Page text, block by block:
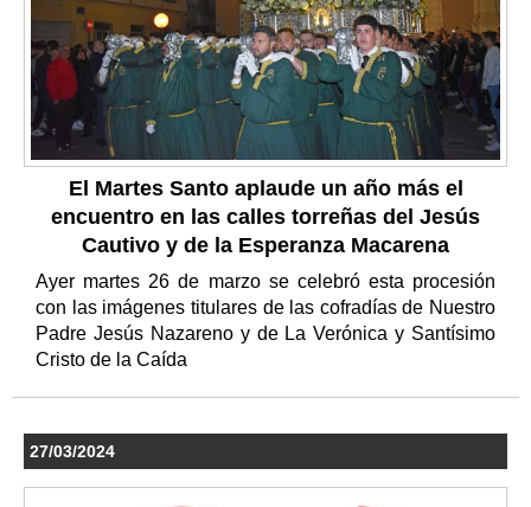
El Martes Santo aplaude un año más el
encuentro en las calles torreñas del Jesús
Cautivo y de la Esperanza Macarena
Ayer martes 26 de marzo se celebró esta procesión
con las imágenes titulares de las cofradías de Nuestro
Padre Jesús Nazareno y de La Verónica y Santísimo
Cristo de la Caída
27/03/2024